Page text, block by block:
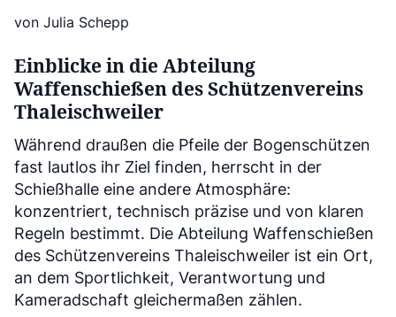
von Julia Schepp
Einblicke in die Abteilung
Waffenschießen des Schützenvereins
Thaleischweiler
Während draußen die Pfeile der Bogenschützen
fast lautlos ihr Ziel finden, herrscht in der
Schießhalle eine andere Atmosphäre:
konzentriert, technisch präzise und von klaren
Regeln bestimmt. Die Abteilung Waffenschießen
des Schützenvereins Thaleischweiler ist ein Ort,
an dem Sportlichkeit, Verantwortung und
Kameradschaft gleichermaßen zählen.